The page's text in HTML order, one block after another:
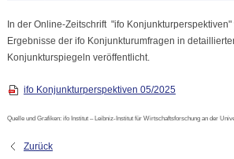
In der Online-Zeitschrift "ifo
Ergebnisse der ifo Konjunkturumfragen in
Konjunkturspiegeln veröffentlicht.
ifo Konjunkturperspektiven 05/2025
Quelle und Grafiken: ifo Institut – Leibniz-Institut für Wirtschaftsforschung an der
Zurück